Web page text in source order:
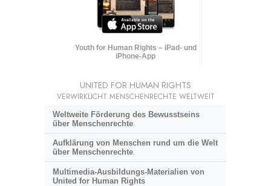
Youth for Human Rights – iPad- und
iPhone-App
UNITED FOR HUMAN RIGHTS
VERWIRKLICHT MENSCHENRECHTE WELTWEIT
Weltweite Förderung des Bewusstseins
über Menschenrechte
Aufklärung von Menschen rund um die Welt
über Menschenrechte
Multimedia-Ausbildungs-Materialien von
United for Human Rights